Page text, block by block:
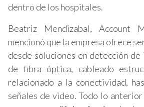
dentro de los hospitales.
Beatriz Mendizabal, Account
mencionó que la empresa ofrece
desde soluciones en detección de
de fibra óptica, cableado
relacionado a la conectividad,
señales de video. Todo lo